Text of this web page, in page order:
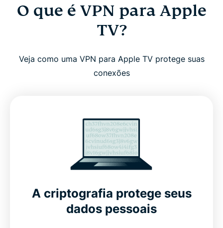
O que é VPN para Apple TV?
Por que usar uma VPN com a Apple TV?
ExpressVPN para Apple TV: principais recursos
Como configurar a ExpressVPN na Apple TV
Veja como a ExpressVPN funciona na Apple TV
Compatível com todas as gerações da Apple TV
O que é VPN para Apple
TV?
Veja como uma VPN para Apple TV protege suas
conexões
A criptografia protege seus
dados pessoais